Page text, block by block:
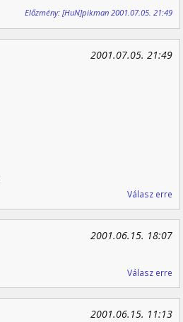
Előzmény: [HuN]pikman 2001.07.05. 21:49
2001.07.05. 21:49
Válasz erre
2001.06.15. 18:07
Válasz erre
2001.06.15. 11:13